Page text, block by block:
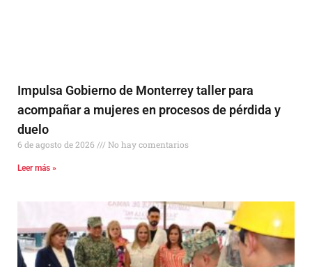
Impulsa Gobierno de Monterrey taller para
acompañar a mujeres en procesos de pérdida y
duelo
6 de agosto de 2026 No hay comentarios
Leer más »